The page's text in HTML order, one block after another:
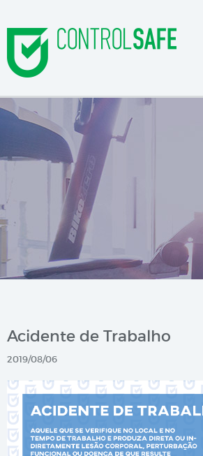
Acidente de Trabalho
2019/08/06